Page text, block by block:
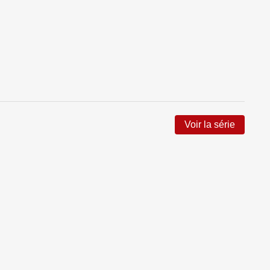
Voir la série